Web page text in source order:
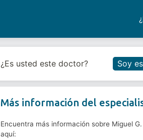
¿Es usted este doctor? Soy
Más información del
Encuentra más información sobre Miguel
aquí: